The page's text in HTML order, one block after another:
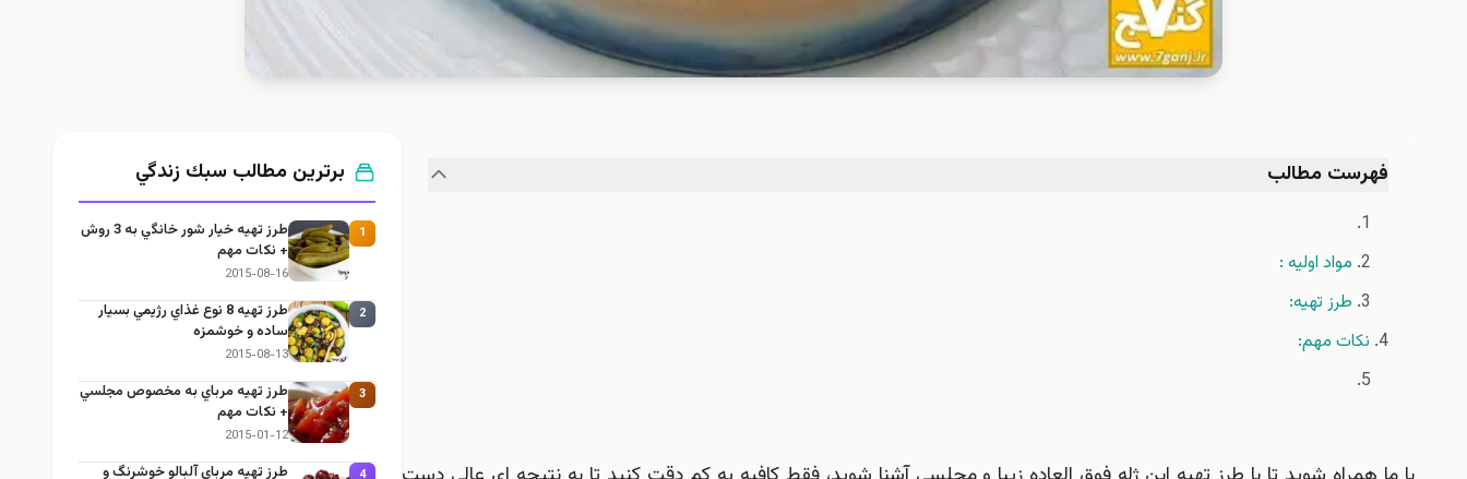
فهرست مطالب
مواد اولیه :
طرز تهیه:
نكات مهم:
برترین مطالب سبك زندگي
1
طرز تهيه خیار شور خانگي به 3 روش
+ نكات مهم
2015-08-16
2
طرز تهيه 8 نوع غذاي رژيمي بسيار
ساده و خوشمزه
2015-08-13
3
طرز تهيه مرباي به مخصوص مجلسي
+ نكات مهم
2015-01-12
طرز تهيه مرباي آلبالو خوشرنگ و